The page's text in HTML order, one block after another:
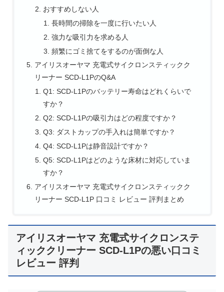
おすすめしない人
長時間の掃除を一度に行いたい人
強力な吸引力を求める人
頻繁にゴミ捨てをするのが面倒な人
アイリスオーヤマ 充電式サイクロンスティックク
リーナー SCD-L1PのQ&A
Q1: SCD-L1Pのバッテリー寿命はどれくらいで
すか？
Q2: SCD-L1Pの吸引力はどの程度ですか？
Q3: ダストカップの手入れは簡単ですか？
Q4: SCD-L1Pは静音設計ですか？
Q5: SCD-L1Pはどのような床材に対応していま
すか？
アイリスオーヤマ 充電式サイクロンスティックク
リーナー SCD-L1P 口コミ レビュー 評判まとめ
アイリスオーヤマ 充電式サイクロンステ
ィッククリーナー SCD-L1Pの悪い口コミ
レビュー 評判